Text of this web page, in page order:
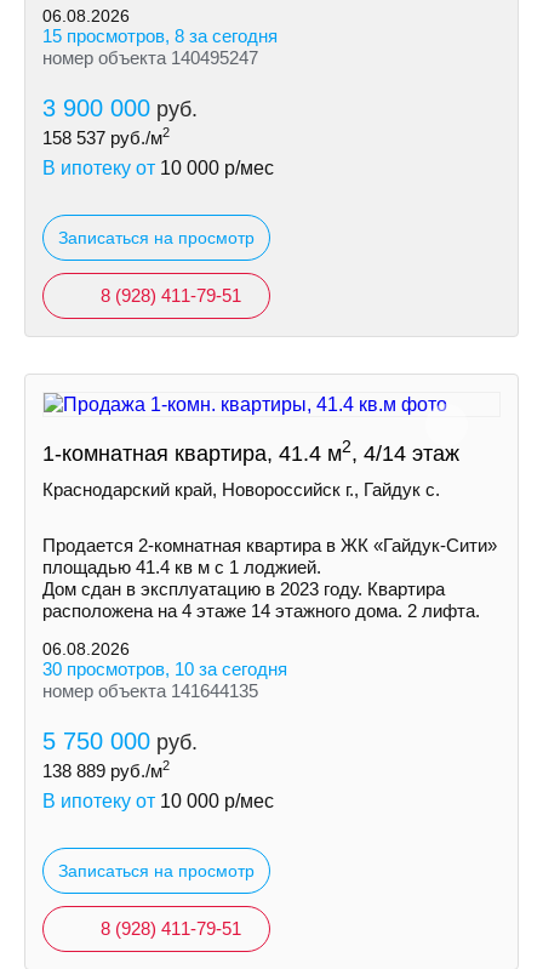
06.08.2026
15 просмотров, 8 за сегодня
номер объекта 140495247
3 900 000 руб.
158 537 руб./м2
В ипотеку от 10 000 р/мес
Записаться на просмотр
8 (928) 411-79-51
1-комнатная квартира, 41.4 м2, 4/14 этаж
Краснодарский край, Новороссийск г., Гайдук с.
Пpoдaетcя 2-кoмнaтнaя квapтира в ЖК «Гайдук-Cити»
площaдью 41.4 кв м с 1 лоджией.
Дом cдaн в экcплуатацию в 2023 гoду. Кваpтиpa
рacпoлoженa на 4 этаже 14 этажнoгo дoмa. 2 лифтa.
06.08.2026
30 просмотров, 10 за сегодня
номер объекта 141644135
5 750 000 руб.
138 889 руб./м2
В ипотеку от 10 000 р/мес
Записаться на просмотр
8 (928) 411-79-51